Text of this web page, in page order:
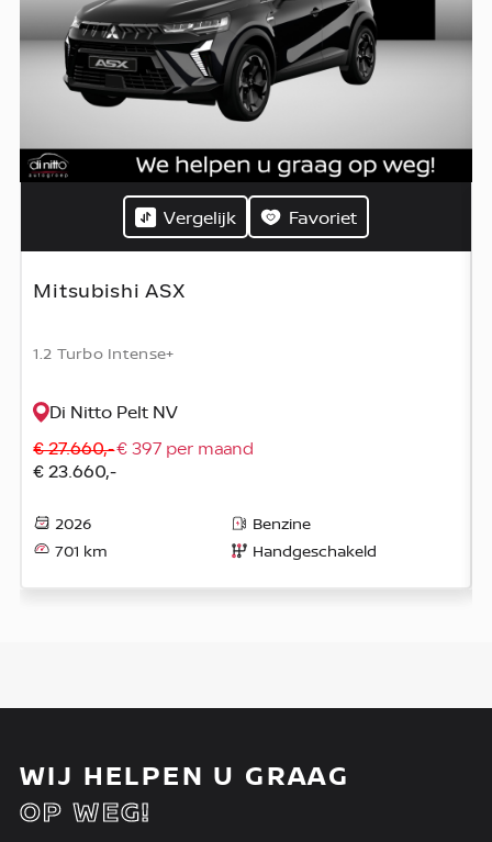
Vergelijk Favoriet
Mitsubishi ASX
1.2 Turbo Intense+
Di Nitto Pelt NV
€ 27.660,-
€ 23.660,-
€ 397 per maand
2026
Benzine
701 km
Handgeschakeld
WIJ HELPEN U GRAAG
OP WEG!